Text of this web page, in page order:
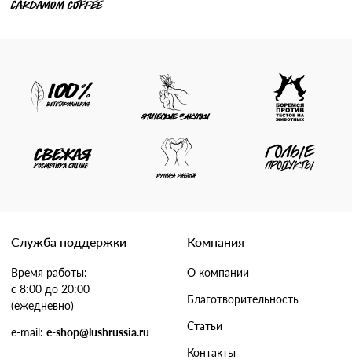
CARDAMOM COFFEE
Служба поддержки
Время работы:
с 8:00 до 20:00
(ежедневно)
e-mail: e-shop@lushrussia.ru
Компания
О компании
Благотворительность
Статьи
Контакты